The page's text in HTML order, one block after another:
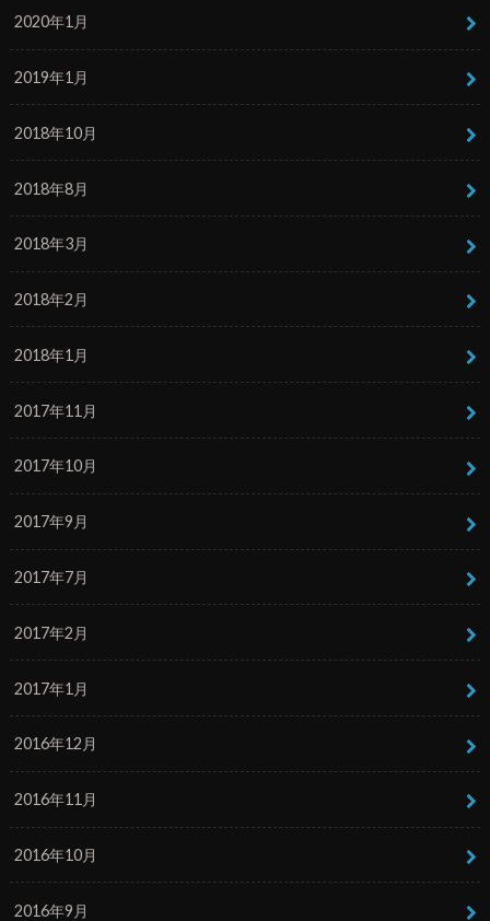
2020年1月
2019年1月
2018年10月
2018年8月
2018年3月
2018年2月
2018年1月
2017年11月
2017年10月
2017年9月
2017年7月
2017年2月
2017年1月
2016年12月
2016年11月
2016年10月
2016年9月